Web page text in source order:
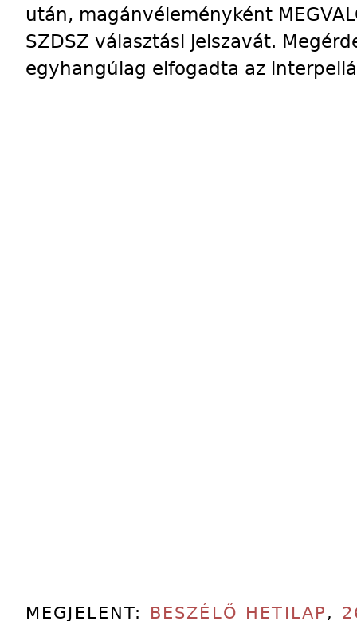
után, magánvéleményként
SZDSZ választási jelszavát.
egyhangúlag elfogadta az
MEGJELENT: BESZÉLŐ HETILAP ,